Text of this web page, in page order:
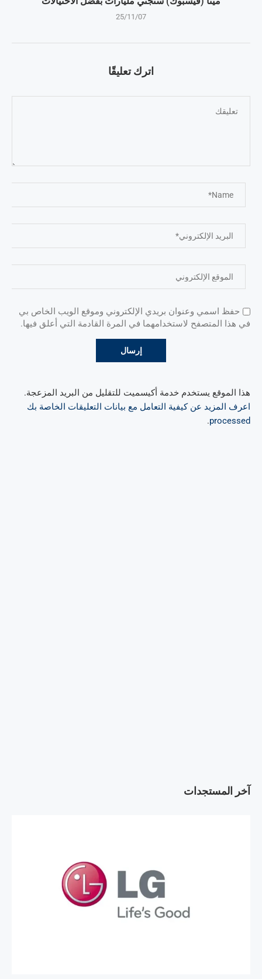
25/11/07
اترك تعليقًا
حفظ اسمي وعنوان بريدي الإلكتروني وموقع الويب الخاص بي
في هذا المتصفح لاستخدامهما في المرة القادمة التي أعلق فيها.
هذا الموقع يستخدم خدمة أكيسميت للتقليل من البريد المزعجة.
اعرف المزيد عن كيفية التعامل مع بيانات التعليقات الخاصة بك
processed
.
آخر المستجدات